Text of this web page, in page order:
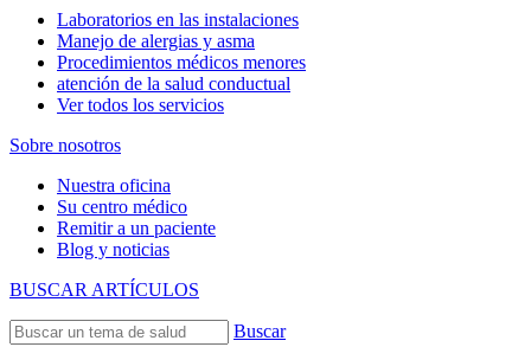
Laboratorios en las instalaciones
Manejo de alergias y asma
Procedimientos médicos menores
atención de la salud conductual
Ver todos los servicios
Sobre nosotros
Nuestra oficina
Su centro médico
Remitir a un paciente
Blog y noticias
BUSCAR ARTÍCULOS
Buscar